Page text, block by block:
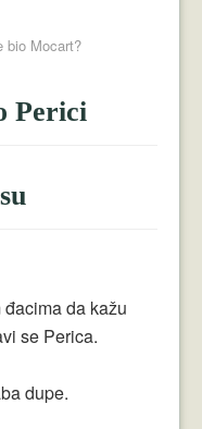
bio Mocart?
Perici
da kažu
se Perica.
dupe.